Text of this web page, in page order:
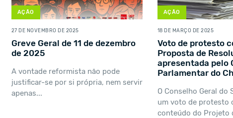
AÇÃO
27 DE NOVEMBRO DE 2025
Greve Geral de 11 de dezembro
de 2025
A vontade reformista não pode
justificar-se por si própria, nem servir
apenas...
AÇÃO
18 DE MARÇO DE 2025
Voto de protesto
Proposta de
apresentada pelo
Parlamentar do
O Conselho Geral do
um voto de protesto
conteúdo do Projeto